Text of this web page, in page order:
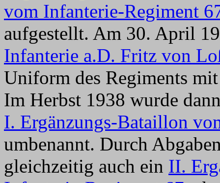
vom Infanterie-Regiment
aufgestellt. Am 30. April
Infanterie a.D. Fritz von
Uniform des Regiments
Im Herbst 1938 wurde
I. Ergänzungs-Bataillon
umbenannt. Durch
gleichzeitig auch ein II.